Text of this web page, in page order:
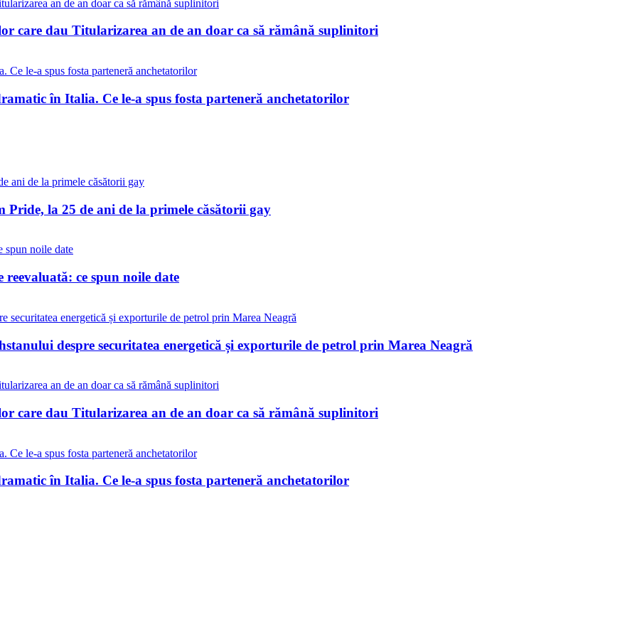
care dau Titularizarea an de an doar ca să rămână suplinitori
în Italia. Ce le-a spus fosta parteneră anchetatorilor
la 25 de ani de la primele căsătorii gay
ce spun noile date
despre securitatea energetică și exporturile de petrol prin Marea Neagră
care dau Titularizarea an de an doar ca să rămână suplinitori
în Italia. Ce le-a spus fosta parteneră anchetatorilor